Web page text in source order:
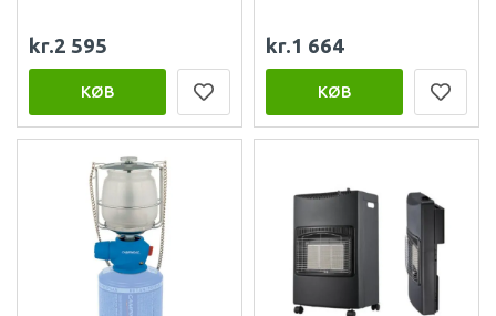
kr.2 595
KØB
kr.1 664
KØB